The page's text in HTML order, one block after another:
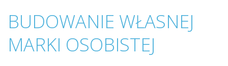
BUDOWANIE WŁASNEJ
MARKI OSOBISTEJ